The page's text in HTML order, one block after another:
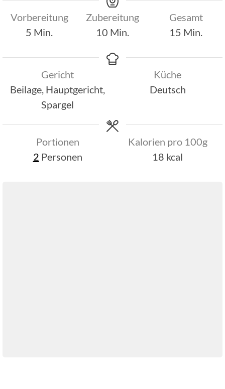
Vorbereitung
5 Minuten
Min.
Zubereitung
10 Minuten
Min.
Gesamt
15 Minuten
Min.
Gericht
Beilage, Hauptgericht,
Spargel
Küche
Deutsch
Portionen
2 Personen
Kalorien pro 100g
18 kcal